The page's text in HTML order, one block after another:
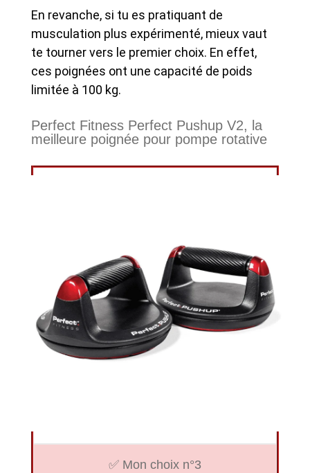
En revanche, si tu es pratiquant de
musculation plus expérimenté, mieux vaut
te tourner vers le premier choix. En effet,
ces poignées ont une capacité de poids
limitée à 100 kg.
Perfect Fitness Perfect Pushup V2, la
meilleure poignée pour pompe rotative
✅ Mon choix n°3